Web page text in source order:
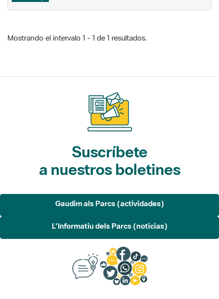
Mostrando el intervalo 1 - 1 de 1 resultados.
Suscríbete
a nuestros boletines
Gaudim als Parcs (actividades)
Sugerencias, opinión
y redes sociales